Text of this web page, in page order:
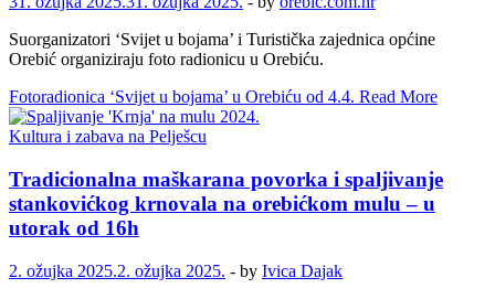
Suorganizatori ‘Svijet u bojama’ i Turistička zajednica općine
Orebić organiziraju foto radionicu u Orebiću.
Fotoradionica ‘Svijet u bojama’ u Orebiću od 4.4. Read More
Kultura i zabava na Pelješcu
Tradicionalna maškarana povorka i spaljivanje
stankovićkog krnovala na orebićkom mulu – u
utorak od 16h
2. ožujka 2025.2. ožujka 2025. - by Ivica Dajak